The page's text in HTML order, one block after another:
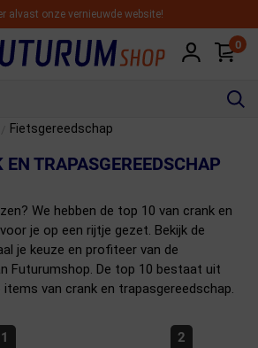
alvast onze vernieuwde website!
0
Fietsgereedschap
TRAPASGEREEDSCHAP
We hebben de top 10 van crank en
je op een rijtje gezet. Bekijk de
je keuze en profiteer van de
Futurumshop. De top 10 bestaat uit
van crank en trapasgereedschap.
1 2